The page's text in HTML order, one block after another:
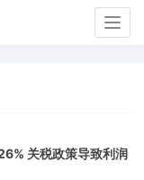
关税政策导致利润